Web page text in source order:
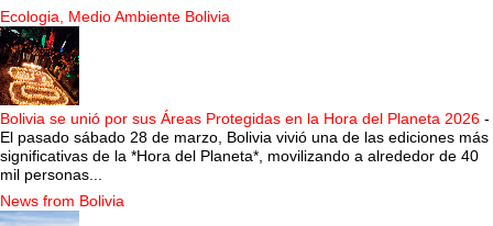
Ecologia, Medio Ambiente Bolivia
Bolivia se unió por sus Áreas Protegidas en la Hora del Planeta 2026 -
El pasado sábado 28 de marzo, Bolivia vivió una de las ediciones más
significativas de la *Hora del Planeta*, movilizando a alrededor de 40
mil personas...
News from Bolivia